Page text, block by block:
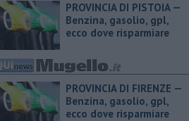
PROVINCIA DI PISTOIA — ​
Benzina, gasolio, gpl,
ecco dove risparmiare
PROVINCIA DI FIRENZE — ​
Benzina, gasolio, gpl,
ecco dove risparmiare